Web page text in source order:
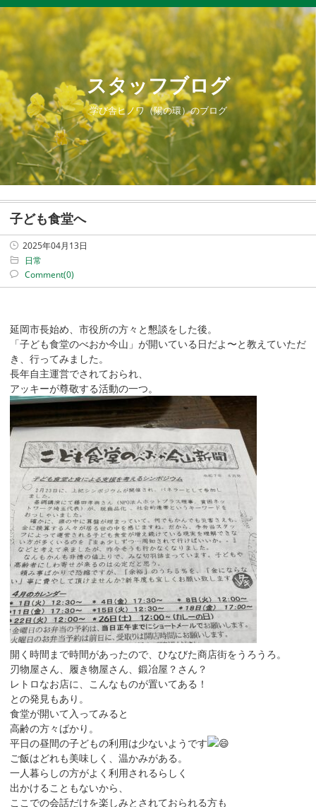
スタッフブログ
学び舎ヒノワ（陽の環）のブログ
子ども食堂へ
2025年04月13日
日常
Comment(0)
延岡市長始め、市役所の方々と懇談をした後。
「子ども食堂のべおか今山」が開いている日だよ〜と教えていただ
き、行ってみました。
長年自主運営でされておられ、
アッキーが尊敬する活動の一つ。
開く時間まで時間があったので、ひなびた商店街をうろうろ。
刃物屋さん、履き物屋さん、鍛冶屋？さん？
レトロなお店に、こんなものが置いてある！
との発見もあり。
食堂が開いて入ってみると
高齢の方々ばかり。
平日の昼間の子どもの利用は少ないようです
ご飯はどれも美味しく、温かみがある。
一人暮らしの方がよく利用されるらしく
出かけることもないから、
ここでの会話だけを楽しみとされておられる方も